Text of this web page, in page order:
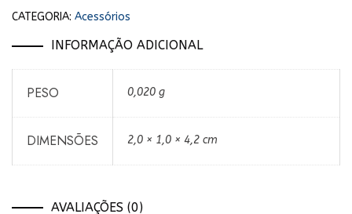
CATEGORIA: Acessórios
INFORMAÇÃO ADICIONAL
PESO 0,020 g
DIMENSÕES 2,0 × 1,0 × 4,2 cm
AVALIAÇÕES (0)